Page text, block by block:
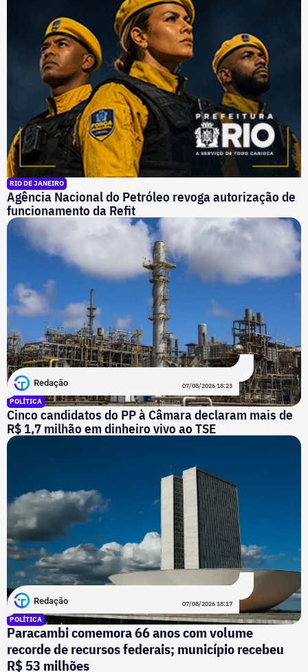
RIO DE JANEIRO
Agência Nacional do Petróleo revoga autorização de
funcionamento da Refit
Redação 07/08/2026 18:23
POLÍTICA
Cinco candidatos do PP à Câmara declaram mais de
R$ 1,7 milhão em dinheiro vivo ao TSE
Redação 07/08/2026 18:17
POLÍTICA
Paracambi comemora 66 anos com volume
recorde de recursos federais; município recebeu
R$ 53 milhões